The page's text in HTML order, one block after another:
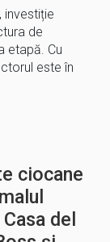
investiție
de
etapă. Cu
este în
ciocane
del